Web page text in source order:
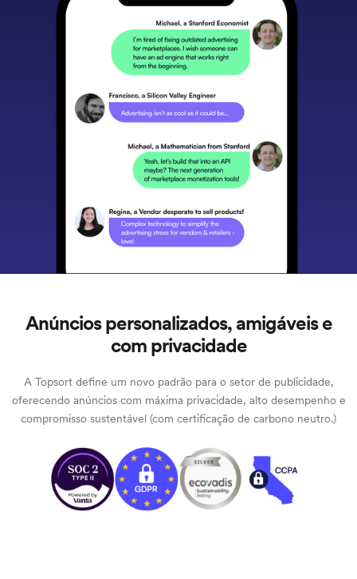
Anúncios personalizados, amigáveis e
com privacidade
A Topsort define um novo padrão para o setor de publicidade,
oferecendo anúncios com máxima privacidade, alto desempenho e
compromisso sustentável (com certificação de carbono neutro.)